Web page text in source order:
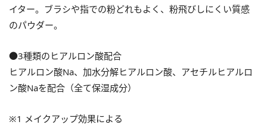
イター。ブラシや指での粉どれもよく、粉飛びしにくい質感
のパウダー。
●3種類のヒアルロン酸配合
ヒアルロン酸Na、加水分解ヒアルロン酸、アセチルヒアルロ
ン酸Naを配合（全て保湿成分）
※1 メイクアップ効果による